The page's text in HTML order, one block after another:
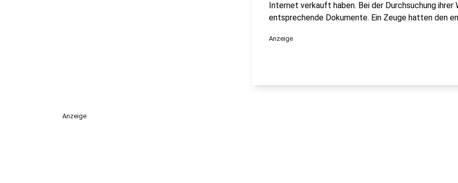
Internet verkauft haben. Bei der Durchsuchung ihrer
entsprechende Dokumente. Ein Zeuge hatten den
Anzeige
Anzeige